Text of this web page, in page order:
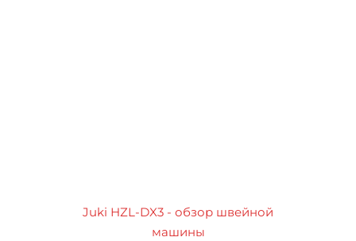
Juki HZL-DX3 - обзор швейной
машины